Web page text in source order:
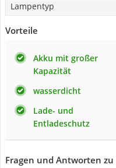
Lampentyp
Vorteile
Akku mit großer
Kapazität
wasserdicht
Lade- und
Entladeschutz
Fragen und Antworten zu